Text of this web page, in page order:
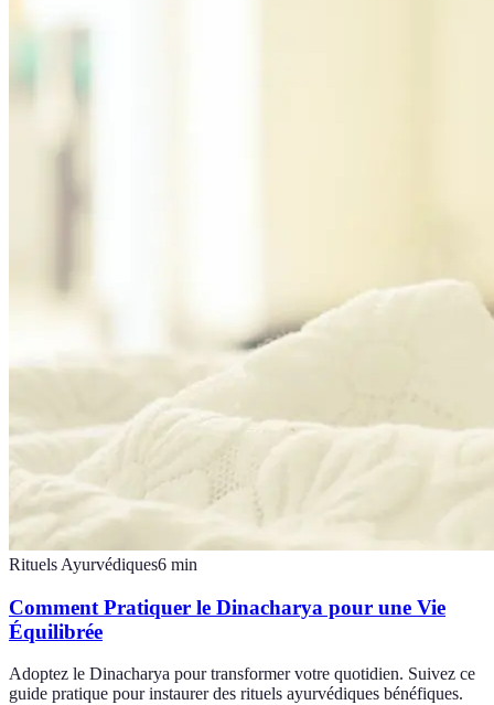
Rituels Ayurvédiques6 min
Comment Pratiquer le Dinacharya pour une Vie
Équilibrée
Adoptez le Dinacharya pour transformer votre quotidien. Suivez ce
guide pratique pour instaurer des rituels ayurvédiques bénéfiques.